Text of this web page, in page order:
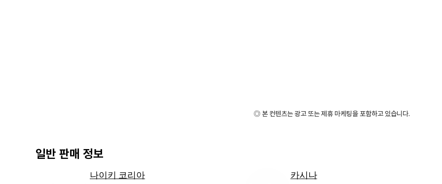
◎ 본 컨텐츠는 광고 또는 제휴 마케팅을 포함하고 있습니다.
일반 판매 정보
나이키 코리아 카시나